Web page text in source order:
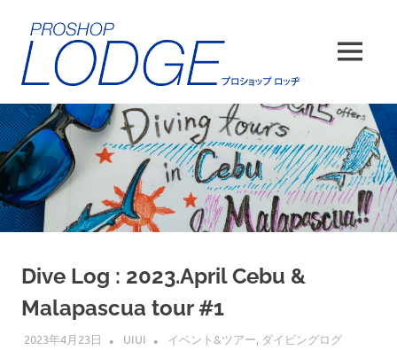
へ
ス
キ
プ
MENU
Dive Log : 2023.April Cebu &
Malapascua tour #1
2023年4月23日 UIUI イベント&ツアー, ダイビングログ